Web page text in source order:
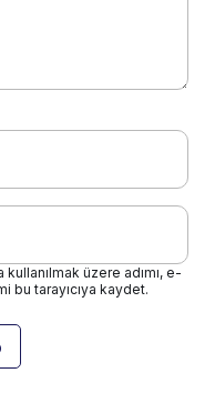
üzere adımı, e-
bu tarayıcıya kaydet.